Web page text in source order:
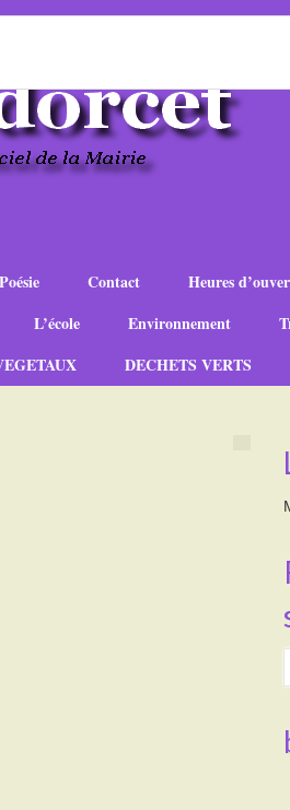
Poésie Contact Heures
L’école Environnement
DECHETS VERTS